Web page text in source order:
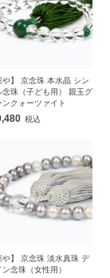
や】 京念珠 本水晶 シン
念珠（子ども用） 親玉グ
ンクォーツァイト
や】 京念珠 淡水真珠 デ
ン念珠（女性用）